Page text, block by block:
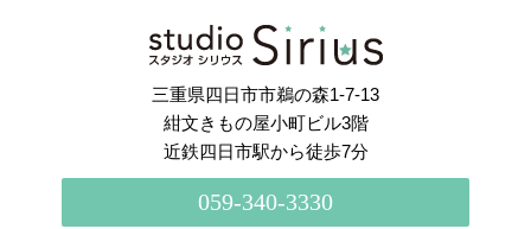
Instagram でフォロー
三重県四日市市鵜の森1-7-13
紺文きもの屋小町ビル3階
近鉄四日市駅から徒歩7分
059-340-3330